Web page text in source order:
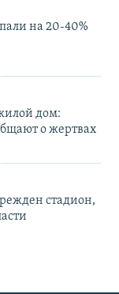
на 20-40%
дом:
о жертвах
стадион,